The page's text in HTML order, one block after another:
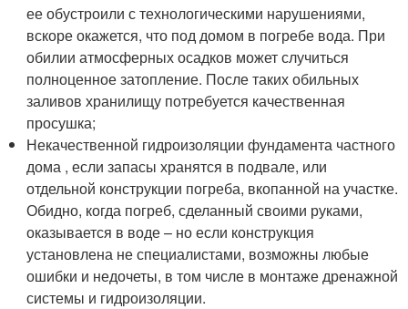
ее обустроили с технологическими нарушениями,
вскоре окажется, что под домом в погребе вода. При
обилии атмосферных осадков может случиться
полноценное затопление. После таких обильных
заливов хранилищу потребуется качественная
просушка;
Некачественной гидроизоляции фундамента частного
дома , если запасы хранятся в подвале, или
отдельной конструкции погреба, вкопанной на участке.
Обидно, когда погреб, сделанный своими руками,
оказывается в воде – но если конструкция
установлена не специалистами, возможны любые
ошибки и недочеты, в том числе в монтаже дренажной
системы и гидроизоляции.